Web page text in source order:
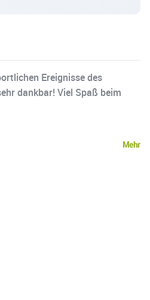
Ereignisse des
dankbar! Viel Spaß beim
Mehr